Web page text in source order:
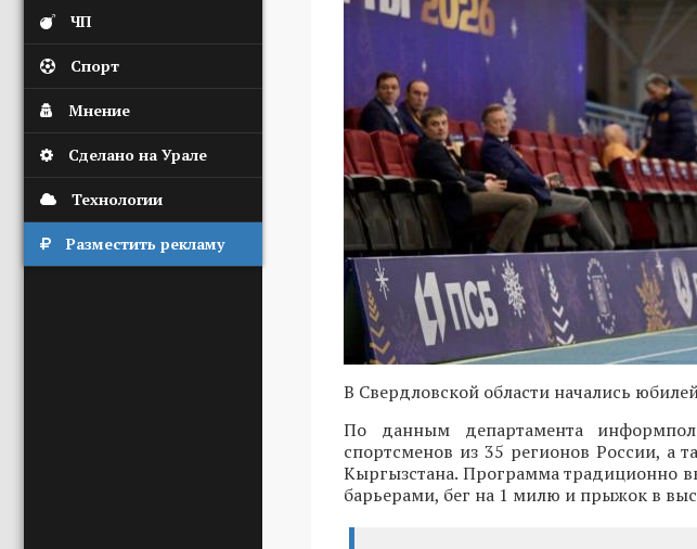
ЧП
Спорт
Мнение
Сделано на Урале
Технологии
Разместить рекламу
В Свердловской области начались
По данным департамента
спортсменов из 35 регионов России, а
Кыргызстана. Программа традиционно
барьерами, бег на 1 милю и прыжок в